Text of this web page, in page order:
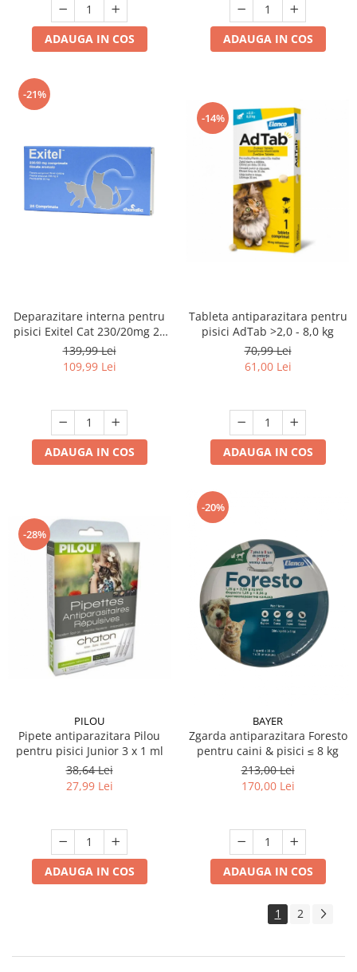
ADAUGA IN COS ADAUGA IN COS
-21%
Deparazitare interna pentru
pisici Exitel Cat 230/20mg 24
cpr / cutie
139,99 Lei
109,99 Lei
ADAUGA IN COS
-14%
Tableta antiparazitara pentru
pisici AdTab >2,0 - 8,0 kg
70,99 Lei
61,00 Lei
ADAUGA IN COS
-28%
PILOU
Pipete antiparazitara Pilou
pentru pisici Junior 3 x 1 ml
38,64 Lei
27,99 Lei
ADAUGA IN COS
-20%
BAYER
Zgarda antiparazitara Foresto
pentru caini & pisici ≤ 8 kg
213,00 Lei
170,00 Lei
ADAUGA IN COS
1 2